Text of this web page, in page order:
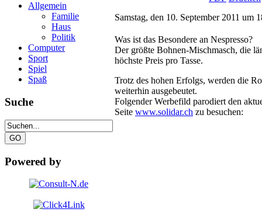
Allgemein
Familie
Haus
Politik
Computer
Sport
Spiel
Spaß
Suche
Powered by
Samstag, den 10. September 2011 um
Was ist das Besondere an Nespresso?
Der größte Bohnen-Mischmasch, die
höchste Preis pro Tasse.
Trotz des hohen Erfolgs, werden die
weiterhin ausgebeutet.
Folgender Werbefild parodiert den
Seite www.solidar.ch zu besuchen: